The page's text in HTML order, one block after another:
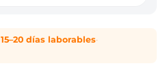
15–20 días laborables·